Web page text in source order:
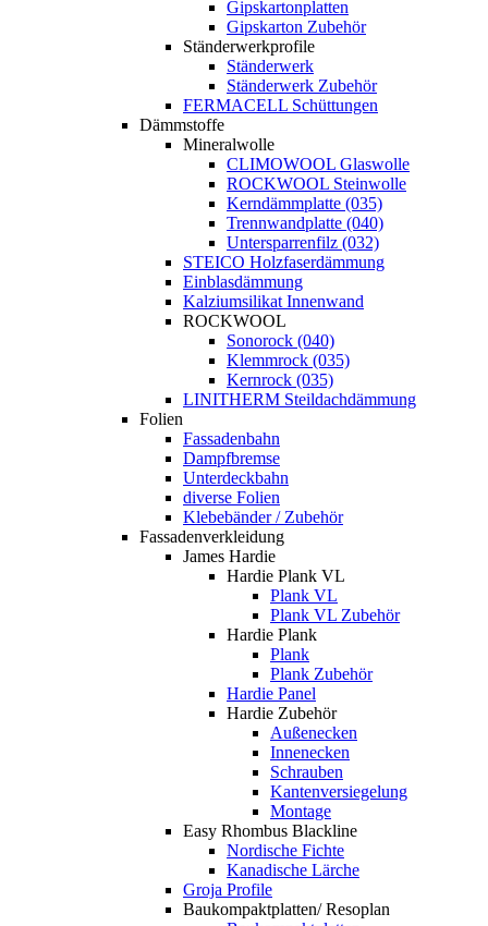
Gipskartonplatten
Gipskarton Zubehör
Ständerwerkprofile
Ständerwerk
Ständerwerk Zubehör
FERMACELL Schüttungen
Dämmstoffe
Mineralwolle
CLIMOWOOL Glaswolle
ROCKWOOL Steinwolle
Kerndämmplatte (035)
Trennwandplatte (040)
Untersparrenfilz (032)
STEICO Holzfaserdämmung
Einblasdämmung
Kalziumsilikat Innenwand
ROCKWOOL
Sonorock (040)
Klemmrock (035)
Kernrock (035)
LINITHERM Steildachdämmung
Folien
Fassadenbahn
Dampfbremse
Unterdeckbahn
diverse Folien
Klebebänder / Zubehör
Fassadenverkleidung
James Hardie
Hardie Plank VL
Plank VL
Plank VL Zubehör
Hardie Plank
Plank
Plank Zubehör
Hardie Panel
Hardie Zubehör
Außenecken
Innenecken
Schrauben
Kantenversiegelung
Montage
Easy Rhombus Blackline
Nordische Fichte
Kanadische Lärche
Groja Profile
Baukompaktplatten/ Resoplan